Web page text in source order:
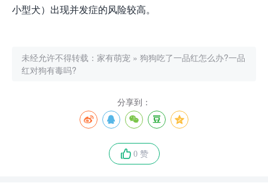
小型犬）出现并发症的风险较高。
未经允许不得转载： 家有萌宠 » 狗狗吃了一品红怎么办?一品
红对狗有毒吗?
分享到：
0 赞